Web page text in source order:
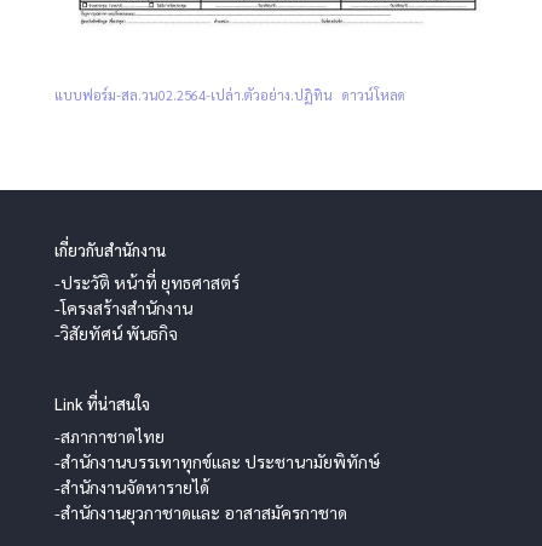
แบบฟอร์ม-สล.วน02.2564-เปล่า.ตัวอย่าง.ปฏิทิน ดาวน์โหลด
เกี่ยวกับสำนักงาน
-ประวัติ หน้าที่ ยุทธศาสตร์
-โครงสร้างสำนักงาน
-วิสัยทัศน์ พันธกิจ
Link ที่น่าสนใจ
-สภากาชาดไทย
-สำนักงานบรรเทาทุกข์และ ประชานามัยพิทักษ์
-สำนักงานจัดหารายได้
-สำนักงานยุวกาชาดและ อาสาสมัครกาชาด